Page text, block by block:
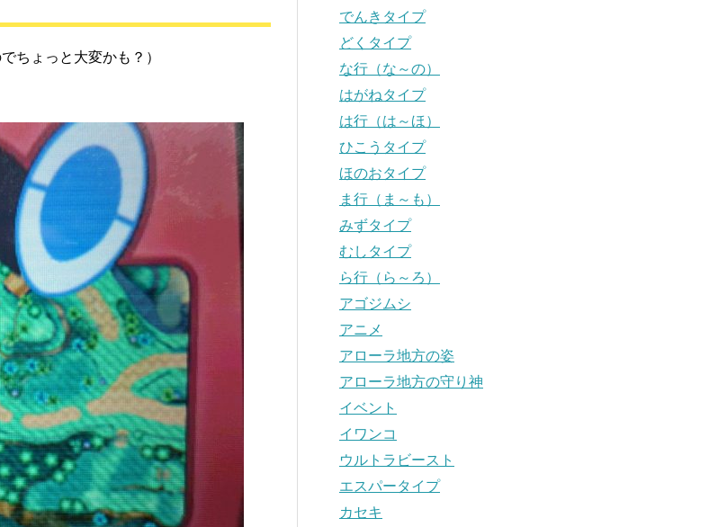
ちょっと大変かも？）
でんきタイプ
どくタイプ
な行（な～の）
はがねタイプ
は行（は～ほ）
ひこうタイプ
ほのおタイプ
ま行（ま～も）
みずタイプ
むしタイプ
ら行（ら～ろ）
アゴジムシ
アニメ
アローラ地方の姿
アローラ地方の守り神
イベント
イワンコ
ウルトラビースト
エスパータイプ
カセキ